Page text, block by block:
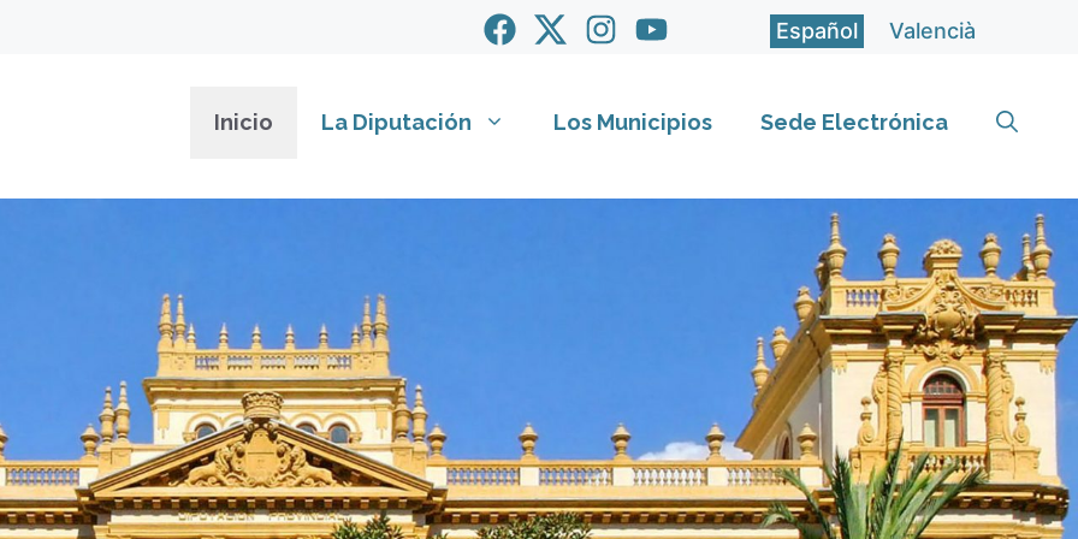
Español Valencià
Inicio La Diputación Los Municipios Sede Electrónica